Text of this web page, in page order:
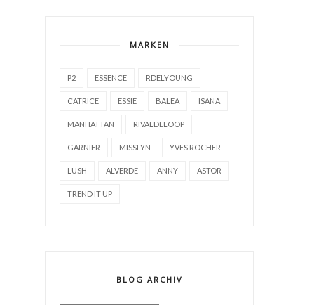
MARKEN
P2 ESSENCE RDELYOUNG
CATRICE ESSIE BALEA ISANA
MANHATTAN RIVALDELOOP
GARNIER MISSLYN YVES ROCHER
LUSH ALVERDE ANNY ASTOR
TREND IT UP
BLOG ARCHIV